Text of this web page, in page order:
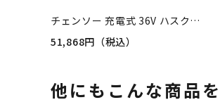
チェンソー 充電式 36V ハスクバーナ 排気量35cc エンジンクラスに相当 リアハンドル 535iXP SP21G 2.6kg 全天候型 本体のみ（バッテリ・充電器別売） 967893812
51,868円（税込）
他にもこんな商品